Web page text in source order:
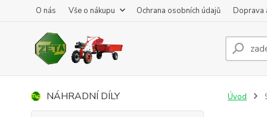
O nás Vše o nákupu Ochrana osobních údajů Doprava
NÁHRADNÍ DÍLY Úvod